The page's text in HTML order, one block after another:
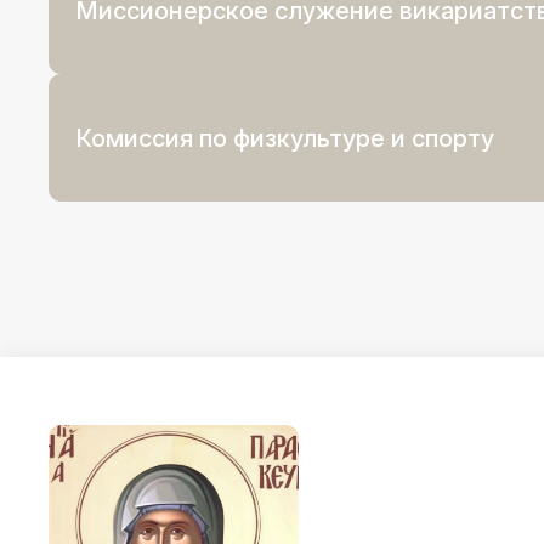
Миссионерское служение
Комиссия по физкультуре и спорту